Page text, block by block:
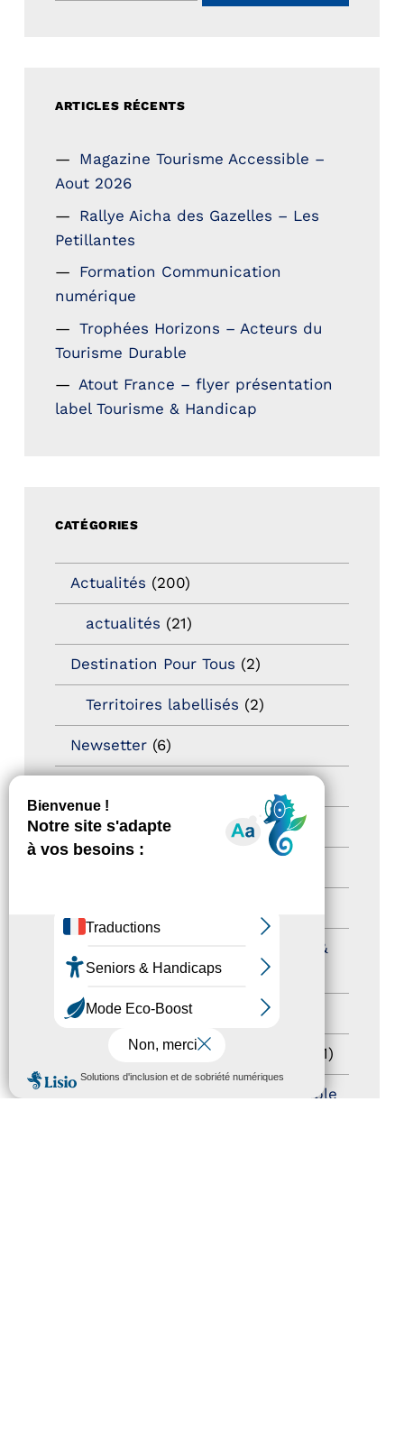
MENU
ARTICLES RÉCENTS
Magazine Tourisme Accessible –
Aout 2026
Rallye Aicha des Gazelles – Les
Petillantes
Formation Communication
numérique
Trophées Horizons – Acteurs du
Tourisme Durable
Atout France – flyer présentation
label Tourisme & Handicap
CATÉGORIES
Actualités (200)
actualités (21)
Destination Pour Tous (2)
Territoires labellisés (2)
Newsetter(6)
Nos Actions(112)
Journées nationales Tourisme &
Handicap(5)
Salons(11)
Sommet mondial du tourisme (1)
Trophées du tourisme accessible